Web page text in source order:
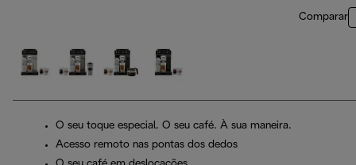
Comparar
O seu toque especial. O seu café. À sua maneira.
Acesso remoto nas pontas dos dedos